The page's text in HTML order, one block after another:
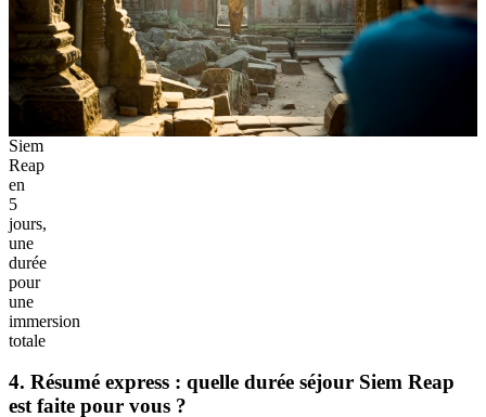
Siem
Reap
en
5
jours,
une
durée
pour
une
immersion
totale
4. Résumé express : quelle durée séjour Siem Reap
est faite pour vous ?